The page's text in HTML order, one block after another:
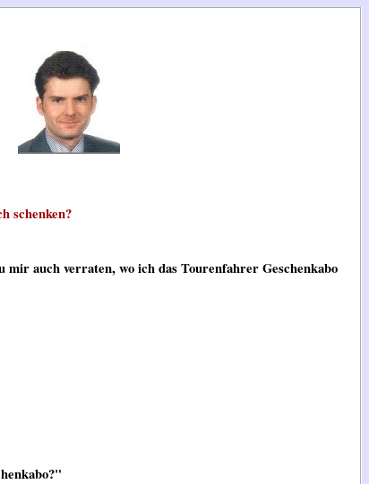
schenken?
auch verraten, wo ich das Tourenfahrer Geschenkabo